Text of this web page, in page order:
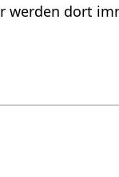
werden dort